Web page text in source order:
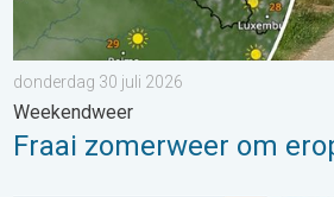
donderdag 30 juli 2026
Weekendweer
Fraai zomerweer om